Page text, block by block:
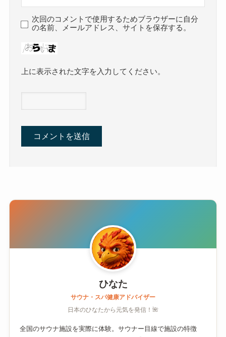
次回のコメントで使用するためブラウザーに自分
の名前、メールアドレス、サイトを保存する。
上に表示された文字を入力してください。
ひなた
サウナ・スパ健康アドバイザー
日本のひなたから元気を発信！🌺
全国のサウナ施設を実際に体験。サウナー目線で施設の特徴